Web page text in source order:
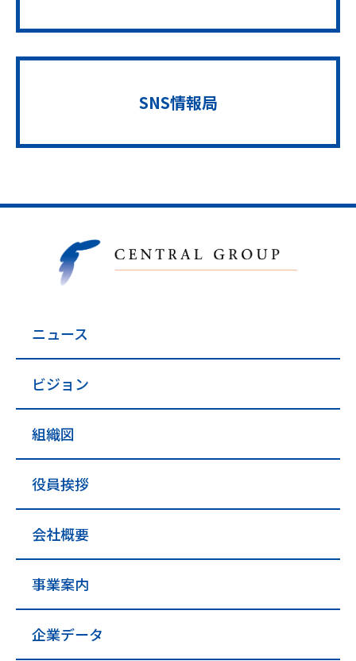
SNS情報局
ニュース
ビジョン
組織図
役員挨拶
会社概要
事業案内
企業データ